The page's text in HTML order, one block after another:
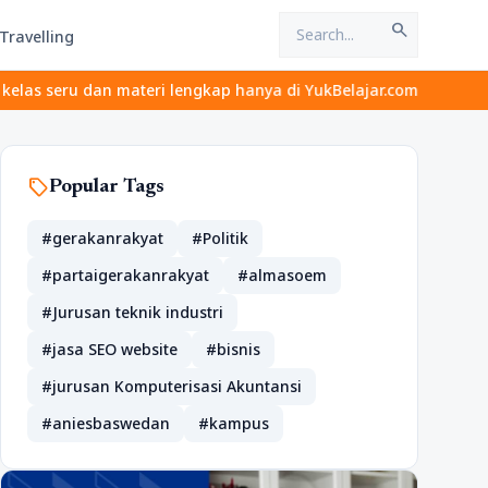
Travelling search
lengkap hanya di YukBelajar.com. Mulai langkah
sellPopular Tags
#gerakanrakyat
#Politik
#partaigerakanrakyat
#almasoem
#Jurusan teknik industri
#jasa SEO website
#bisnis
#jurusan Komputerisasi Akuntansi
#aniesbaswedan
#kampus